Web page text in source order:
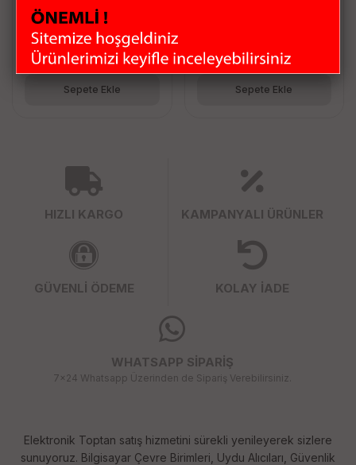
119.38 TL
Sepete Ekle Sepete Ekle
HIZLI KARGO KAMPANYALI ÜRÜNLER
GÜVENLİ ÖDEME KOLAY İADE
WHATSAPP SİPARİŞ
7x24 Whatsapp Üzerinden de Sipariş Verebilirsiniz.
Elektronik Toptan satış hizmetini sürekli yenileyerek sizlere
sunuyoruz. Bilgisayar Çevre Birimleri, Uydu Alıcıları, Güvenlik